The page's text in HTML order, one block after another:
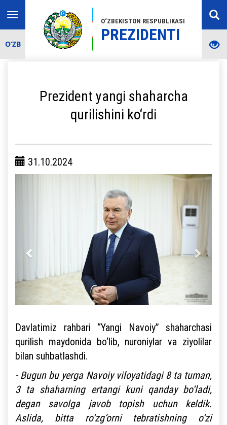
O‘ZBEKISTON RESPUBLIKASI
PREZIDENTI
Toggle
navigation
O‘ZB
Prezident yangi shaharcha
qurilishini ko‘rdi
31.10.2024
Davlatimiz rahbari “Yangi Navoiy” shaharchasi
qurilish maydonida bo‘lib, nuroniylar va ziyolilar
bilan suhbatlashdi.
- Bugun bu yerga Navoiy viloyatidagi 8 ta tuman,
3 ta shaharning ertangi kuni qanday bo‘ladi,
degan savolga javob topish uchun keldik.
Aslida, bitta ro‘zg‘orni tebratishning o‘zi